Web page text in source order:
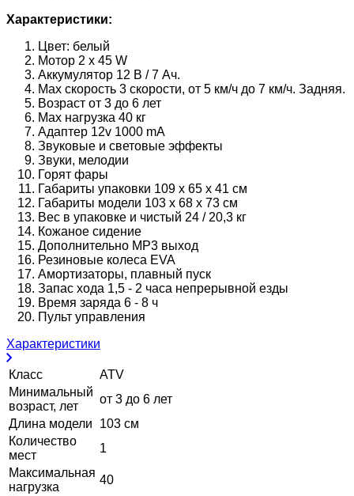
Характеристики:
Цвет: белый
Мотор 2 х 45 W
Аккумулятор 12 В / 7 Aч.
Мах скорость 3 скорости, от 5 км/ч до 7 км/ч. Задняя.
Возраст от 3 до 6 лет
Мах нагрузка 40 кг
Адаптер 12v 1000 mA
Звуковые и световые эффекты
Звуки, мелодии
Горят фары
Габариты упаковки 109 х 65 х 41 см
Габариты модели 103 х 68 х 73 см
Вес в упаковке и чистый 24 / 20,3 кг
Кожаное сидение
Дополнительно MP3 выход
Резиновые колеса EVA
Амортизаторы, плавный пуск
Запас хода 1,5 - 2 часа непрерывной езды
Время заряда 6 - 8 ч
Пульт управления
Характеристики
Класс
ATV
Минимальный
возраст, лет
от 3 до 6 лет
Длина модели
103 см
Количество
мест
1
Максимальная
нагрузка
40